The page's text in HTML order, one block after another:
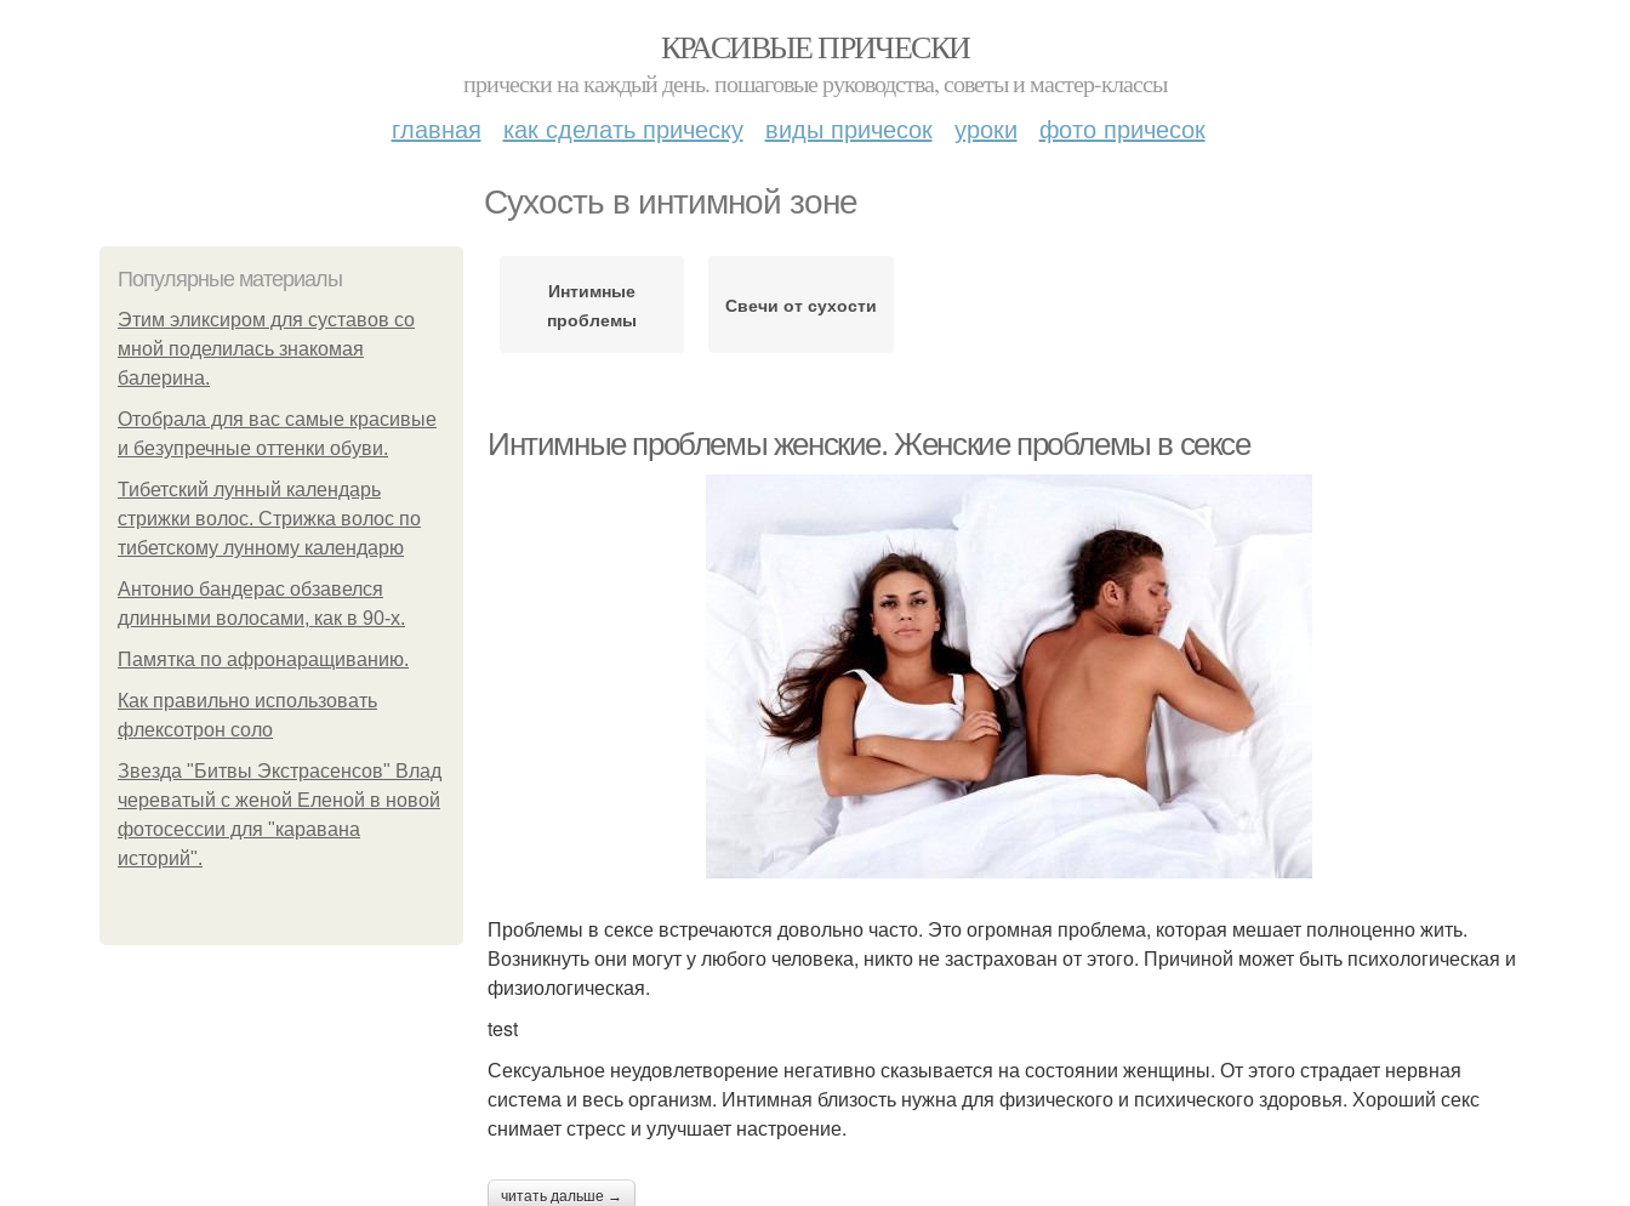
КРАСИВЫЕ ПРИЧЕСКИ
прически на каждый день. пошаговые руководства, советы и мастер-классы
главная как сделать прическу виды причесок уроки фото причесок
Сухость в интимной зоне
Популярные материалы
Этим эликсиром для суставов со
мной поделилась знакомая
балерина.
Отобрала для вас самые красивые
и безупречные оттенки обуви.
Тибетский лунный календарь
стрижки волос. Стрижка волос по
тибетскому лунному календарю
Антонио бандерас обзавелся
длинными волосами, как в 90-х.
Памятка по афронаращиванию.
Как правильно использовать
флексотрон соло
Звезда "Битвы Экстрасенсов" Влад
череватый с женой Еленой в новой
фотосессии для "каравана
историй".
Интимные
проблемы
Свечи от сухости
Интимные проблемы женские. Женские проблемы в сексе
Проблемы в сексе встречаются довольно часто. Это огромная проблема, которая мешает полноценно жить.
Возникнуть они могут у любого человека, никто не застрахован от этого. Причиной может быть психологическая и
физиологическая.
test
Сексуальное неудовлетворение негативно сказывается на состоянии женщины. От этого страдает нервная
система и весь организм. Интимная близость нужна для физического и психического здоровья. Хороший секс
снимает стресс и улучшает настроение.
читать дальше →